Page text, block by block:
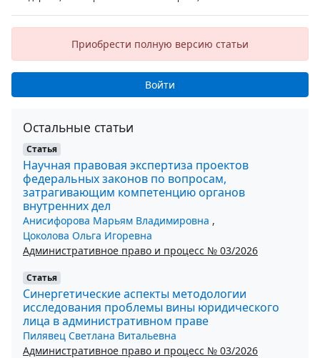
Приобрести полную версию статьи
Войти
Остальные статьи
Статья
Научная правовая экспертиза проектов
федеральных законов по вопросам,
затрагивающим компетенцию органов
внутренних дел
Анисифорова Марьям Владимировна ,
Цоколова Ольга Игоревна
Административное право и процесс № 03/2026
Статья
Синергетические аспекты методологии
исследования проблемы вины юридического
лица в административном праве
Пилявец Светлана Витальевна
Административное право и процесс № 03/2026